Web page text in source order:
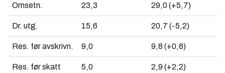
Omsetn. 23,3 29,0 (+5,7)
Dr. utg. 15,6 20,7 (-5,2)
Res. før avskrivn. 9,0 9,8 (+0,8)
Res. før skatt 5,0 2,9 (+2,2)